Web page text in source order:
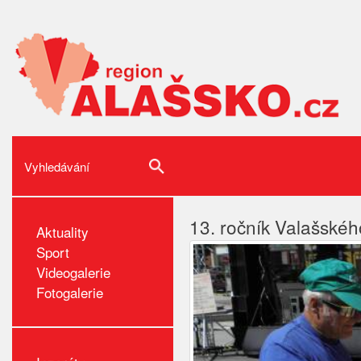
Aktuality
Sport
Videogalerie
Fotogalerie
13. ročník